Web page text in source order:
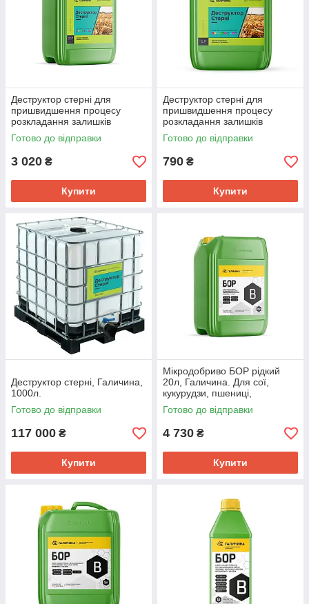
Деструктор стерні для
пришвидшення процесу
розкладання залишків
рослин, Галичина, 20л.
Готово до відправки
3 020 ₴
Купити
Деструктор стерні для
пришвидшення процесу
розкладання залишків
рослин, Галичина, 5л.
Готово до відправки
790 ₴
Купити
Деструктор стерні, Галичина,
1000л.
Готово до відправки
117 000 ₴
Купити
Мікродобриво БОР рідкий
20л, Галичина. Для сої,
кукурудзи, пшениці,
соняшника та інших культур
(150г/л)
Готово до відправки
4 730 ₴
Купити